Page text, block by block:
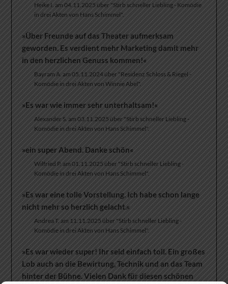
Heike I. am 04.11.2025 über "Stirb schneller Liebling - Komödie
in drei Akten von Hans Schimmel".
»Über Freunde auf das Theater aufmerksam
geworden. Es verdient mehr Marketing damit mehr
in den herzlichen Genuss kommen!«
Bayram A. am 05.11.2024 über "Residenz Schloss & Riegel -
Komödie in drei Akten von Winnie Abel".
»Es war wie immer sehr unterhaltsam!«
Alexander S. am 03.11.2025 über "Stirb schneller Liebling -
Komödie in drei Akten von Hans Schimmel".
»ein super Abend. Danke schön«
Wilfried P. am 01.11.2025 über "Stirb schneller Liebling -
Komödie in drei Akten von Hans Schimmel".
»Es war eine tolle Vorstellung. Ich habe schon lange
nicht mehr so herzlich gelacht.«
Andrea T. am 11.11.2025 über "Stirb schneller Liebling -
Komödie in drei Akten von Hans Schimmel".
»Es war wieder super! Ihr seid einfach toll. Ein großes
Lob auch an die Bewirtung, Technik und an das Team
hinter der Bühne. Vielen Dank für diesen schönen